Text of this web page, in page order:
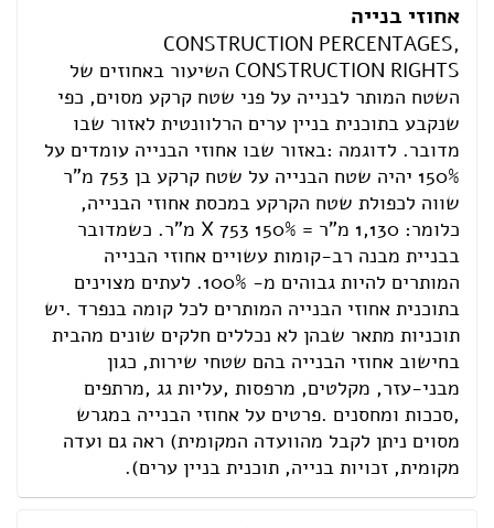
אחוזי בנייה
CONSTRUCTION PERCENTAGES,
CONSTRUCTION RIGHTS השיעור באחוזים של
השטח המותר לבנייה על פני שטח קרקע מסוים, כפי
שנקבע בתוכנית בניין ערים הרלוונטית לאזור שבו
מדובר. לדוגמה :באזור שבו אחוזי הבנייה עומדים על
150% יהיה שטח הבנייה על שטח קרקע בן 753 מ"ר
שווה לכפולת שטח הקרקע במכסת אחוזי הבנייה,
כלומר: 1,130 מ"ר = 150% X 753 מ"ר. כשמדובר
בבניית מבנה רב-קומות עשויים אחוזי הבנייה
המותרים להיות גבוהים מ- 100%. לעתים מצוינים
בתוכנית אחוזי הבנייה המותרים לכל קומה בנפרד .יש
תוכניות מתאר שבהן לא נכללים חלקים שונים מהבית
בחישוב אחוזי הבנייה בהם שטחי שירות, כגון
מבני-עזר, מקלטים, מרפסות ,עליות גג ,מרתפים
,סככות ומחסנים .פרטים על אחוזי הבנייה במגרש
מסוים ניתן לקבל מהוועדה המקומית) ראה גם ועדה
מקומית, זכויות בנייה, תוכנית בניין ערים).